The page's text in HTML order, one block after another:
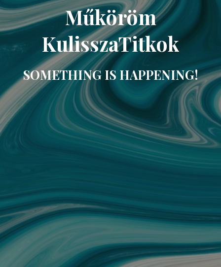
Műköröm
KulisszaTitkok
SOMETHING IS HAPPENING!